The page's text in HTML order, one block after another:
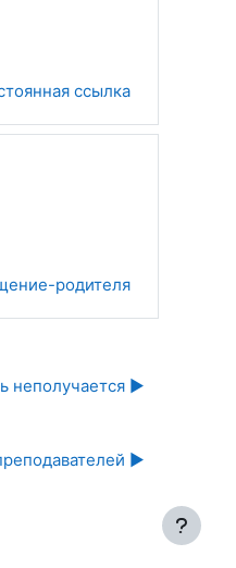
ссылка
родителя
неполучается ▶︎
▶︎